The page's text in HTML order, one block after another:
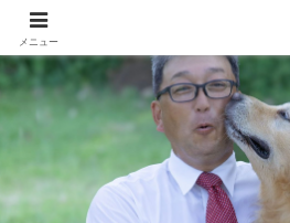
メニュー